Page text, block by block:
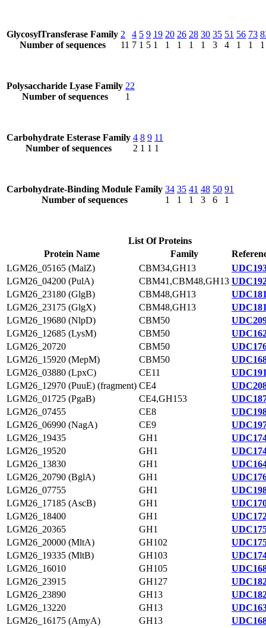
GlycosylTransferase Family
Number of sequences
2
11
4
7
5
1
9
5
19
1
20
1
26
1
28
1
30
1
35
3
51
4
56
1
73
1
1
Polysaccharide Lyase Family
Number of sequences
22
1
Carbohydrate Esterase Family
Number of sequences
4
2
8
1
9
1
11
1
Carbohydrate-Binding Module Family
Number of sequences
34
1
35
1
41
1
48
3
50
6
91
1
List Of Proteins
Protein Name
Family
LGM26_05165 (MalZ)
CBM34,GH13
LGM26_04200 (PulA)
CBM41,CBM48,GH13
LGM26_23180 (GlgB)
CBM48,GH13
LGM26_23175 (GlgX)
CBM48,GH13
LGM26_19680 (NlpD)
CBM50
LGM26_12685 (LysM)
CBM50
LGM26_20720
CBM50
LGM26_15920 (MepM)
CBM50
LGM26_03880 (LpxC)
CE11
LGM26_12970 (PuuE) (fragment) CE4
LGM26_01725 (PgaB)
CE4,GH153
LGM26_07455
CE8
LGM26_06990 (NagA)
CE9
LGM26_19435
GH1
LGM26_19520
GH1
LGM26_13830
GH1
LGM26_20790 (BglA)
GH1
LGM26_07755
GH1
LGM26_17185 (AscB)
GH1
LGM26_18400
GH1
LGM26_20365
GH1
LGM26_20000 (MltA)
GH102
LGM26_19335 (MltB)
GH103
LGM26_16010
GH105
LGM26_23915
GH127
LGM26_23890
GH13
LGM26_13220
GH13
LGM26_16175 (AmyA)
GH13